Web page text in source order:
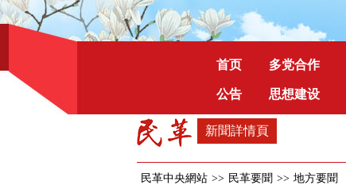
首页 多党合作
公告 思想建设
新聞詳情頁
民革中央網站 >> 民革要聞 >> 地方要聞